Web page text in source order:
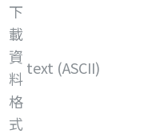
下
載
資
料
格
式
text (ASCII)